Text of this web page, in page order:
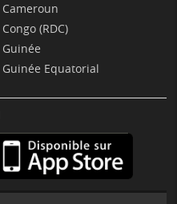
Cameroun
Congo (RDC)
Guinée
Guinée Equatorial